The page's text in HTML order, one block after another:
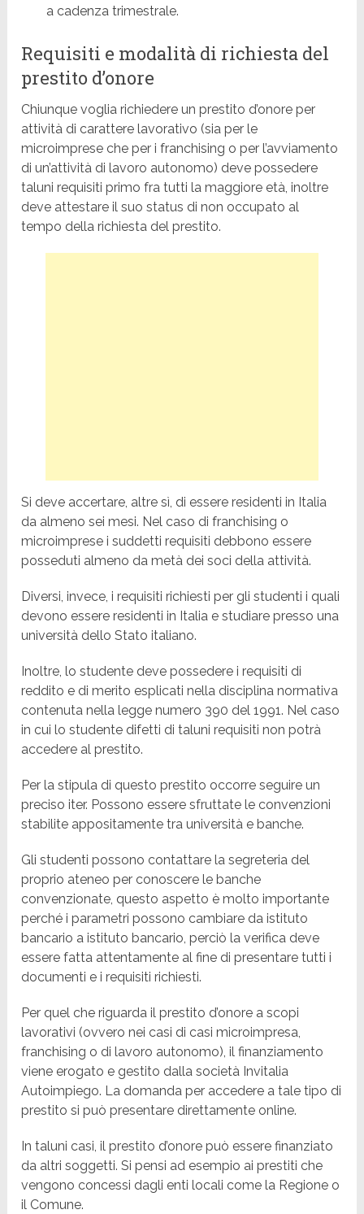
a cadenza trimestrale.
Requisiti e modalità di richiesta del
prestito d’onore
Chiunque voglia richiedere un prestito d’onore per
attività di carattere lavorativo (sia per le
microimprese che per i franchising o per l’avviamento
di un’attività di lavoro autonomo) deve possedere
taluni requisiti primo fra tutti la maggiore età, inoltre
deve attestare il suo status di non occupato al
tempo della richiesta del prestito.
Si deve accertare, altre sì, di essere residenti in Italia
da almeno sei mesi. Nel caso di franchising o
microimprese i suddetti requisiti debbono essere
posseduti almeno da metà dei soci della attività.
Diversi, invece, i requisiti richiesti per gli studenti i quali
devono essere residenti in Italia e studiare presso una
università dello Stato italiano.
Inoltre, lo studente deve possedere i requisiti di
reddito e di merito esplicati nella disciplina normativa
contenuta nella legge numero 390 del 1991. Nel caso
in cui lo studente difetti di taluni requisiti non potrà
accedere al prestito.
Per la stipula di questo prestito occorre seguire un
preciso iter. Possono essere sfruttate le convenzioni
stabilite appositamente tra università e banche.
Gli studenti possono contattare la segreteria del
proprio ateneo per conoscere le banche
convenzionate, questo aspetto è molto importante
perché i parametri possono cambiare da istituto
bancario a istituto bancario, perciò la verifica deve
essere fatta attentamente al fine di presentare tutti i
documenti e i requisiti richiesti.
Per quel che riguarda il prestito d’onore a scopi
lavorativi (ovvero nei casi di casi microimpresa,
franchising o di lavoro autonomo), il finanziamento
viene erogato e gestito dalla società Invitalia
Autoimpiego. La domanda per accedere a tale tipo di
prestito si può presentare direttamente online.
In taluni casi, il prestito d’onore può essere finanziato
da altri soggetti. Si pensi ad esempio ai prestiti che
vengono concessi dagli enti locali come la Regione o
il Comune.